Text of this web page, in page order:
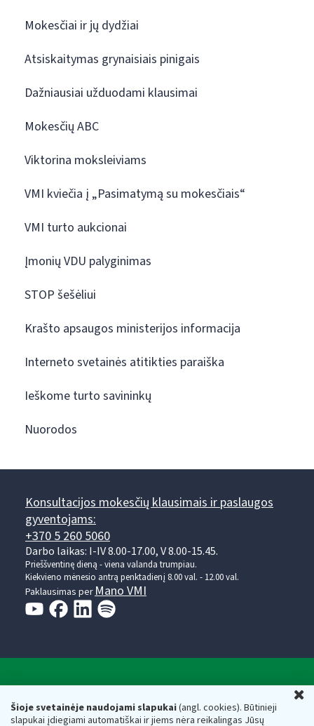
Šioje svetainėje naudojami slapukai(angl. cookies). Būtinieji
slapukai įdiegiami automatiškai ir jiems nėra reikalingas Jūsų
Mokesčiai ir jų dydžiai
Atsiskaitymas grynaisiais pinigais
Dažniausiai užduodami klausimai
Mokesčių ABC
Viktorina moksleiviams
VMI kviečia į „Pasimatymą su mokesčiais“
VMI turto aukcionai
Įmonių VDU palyginimas
STOP šešėliui
Krašto apsaugos ministerijos informacija
Interneto svetainės atitikties paraiška
Ieškome turto savininkų
Nuorodos
Konsultacijos mokesčių klausimais ir paslaugos
gyventojams:
+370 5 260 5060
Darbo laikas: I-IV 8.00-17.00, V 8.00-15.45.
Prieššventinę dieną - viena valanda trumpiau.
Kiekvieno mėnesio antrą penktadienį 8.00 val. - 12.00 val.
Paklausimas per Mano VMI
Respublikos finansų ministerijos